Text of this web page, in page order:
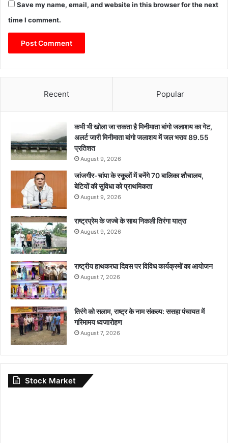
Save my name, email, and website in this browser for the next
time I comment.
Recent Popular
कभी भी खोला जा सकता है मिनीमाता बांगो जलाशय का गेट,
अलर्ट जारी मिनीमाता बांगो जलाशय में जल भराव 89.55
प्रतिशत
August 9, 2026
जांजगीर-चांपा के स्कूलों में बनेंगे 70 बालिका शौचालय,
बेटियों की सुविधा को प्राथमिकता
August 9, 2026
राष्ट्रप्रेम के जज्बे के साथ निकली तिरंगा यात्रा
August 9, 2026
राष्ट्रीय हाथकरघा दिवस पर विविध कार्यक्रमों का आयोजन
August 7, 2026
तिरंगे को सलाम, राष्ट्र के नाम संकल्प: ससहा पंचायत में
गरिमामय ध्वजारोहण
August 7, 2026
Stock Market